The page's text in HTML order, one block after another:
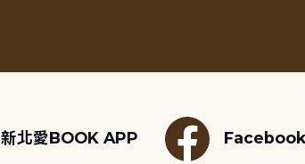
新北愛BOOK APP Facebook